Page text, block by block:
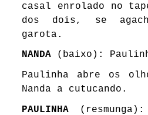
casal enrolado no
dos dois, se
garota.
NANDA (baixo):
Paulinha abre os
Nanda a cutucando.
PAULINHA